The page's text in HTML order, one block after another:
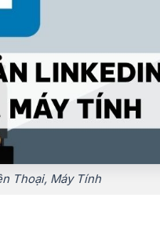
Thoại, Máy Tính